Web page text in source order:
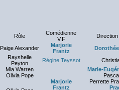
Rôle
Comédienne
V.F
Paige Alexander
Marjorie
Frantz
Rayshelle
Peyton
Régine Teyssot
Mia Warren
Marjorie
Frantz
Marie-
Olivia Pope
Perrette